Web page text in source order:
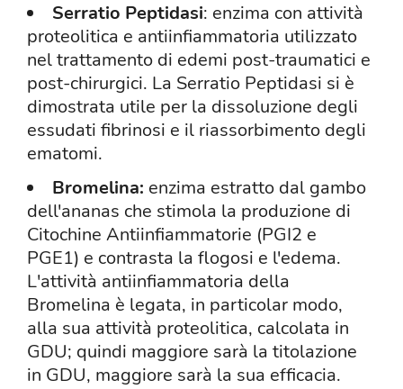
Serratio Peptidasi: enzima con attività
proteolitica e antiinfiammatoria utilizzato
nel trattamento di edemi post-traumatici e
post-chirurgici. La Serratio Peptidasi si è
dimostrata utile per la dissoluzione degli
essudati fibrinosi e il riassorbimento degli
ematomi.
Bromelina: enzima estratto dal gambo
dell'ananas che stimola la produzione di
Citochine Antiinfiammatorie (PGI2 e
PGE1) e contrasta la flogosi e l'edema.
L'attività antiinfiammatoria della
Bromelina è legata, in particolar modo,
alla sua attività proteolitica, calcolata in
GDU; quindi maggiore sarà la titolazione
in GDU, maggiore sarà la sua efficacia.